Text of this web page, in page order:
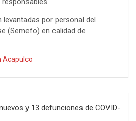
por personal del
(Semefo) en calidad de
Acapulco
y 13 defunciones de COVID-